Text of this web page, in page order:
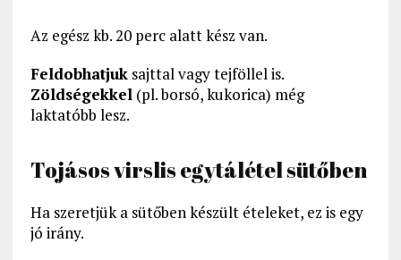
Az egész kb. 20 perc alatt kész van.
Feldobhatjuksajttal vagy tejföllel is.
Zöldségekkel(pl. borsó, kukorica) még
laktatóbb lesz.
Tojásos virslis egytálétel sütőben
Ha szeretjük a sütőben készült ételeket, ez is egy
jó irány.